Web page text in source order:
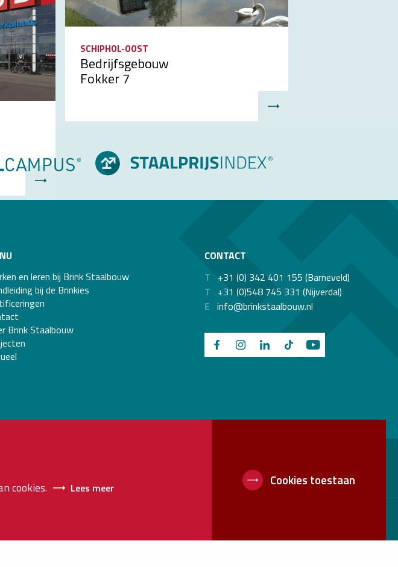
SCHIPHOL-OOST
Bedrijfsgebouw
Fokker 7
en leren bij Brink Staalbouw
bij de Brinkies
Brink Staalbouw
CONTACT
T +31 (0) 342 401 155 (Barneveld)
T +31 (0)548 745 331 (Nijverdal)
E info@brinkstaalbouw.nl
cookies. Lees meer Cookies toestaan